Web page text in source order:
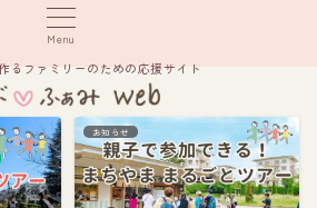
Menu
るファミリーのための応援サイト
お知らせ